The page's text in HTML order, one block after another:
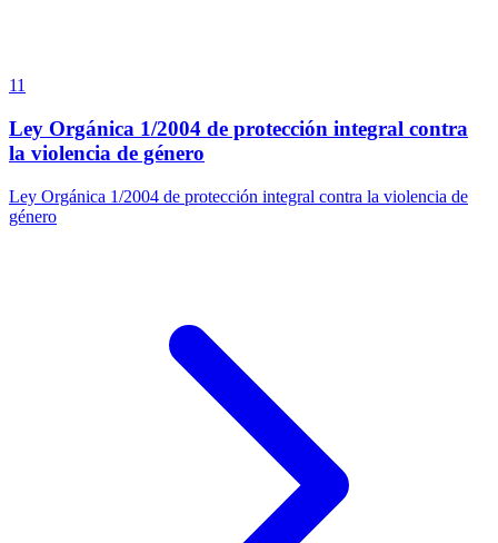
11
Ley Orgánica 1/2004 de protección integral contra
la violencia de género
Ley Orgánica 1/2004 de protección integral contra la violencia de
género